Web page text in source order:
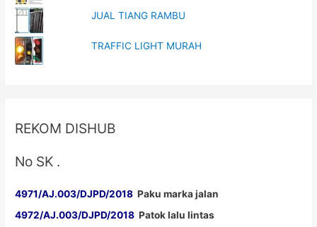
JUAL TIANG RAMBU
TRAFFIC LIGHT MURAH
REKOM DISHUB
No SK .
4971/AJ.003/DJPD/2018 Paku marka jalan
4972/AJ.003/DJPD/2018 Patok lalu lintas